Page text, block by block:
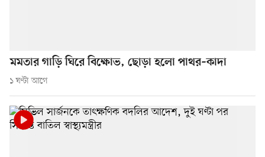
মমতার গাড়ি ঘিরে বিক্ষোভ, ছোড়া হলো পাথর–কাদা
১ ঘণ্টা আগে